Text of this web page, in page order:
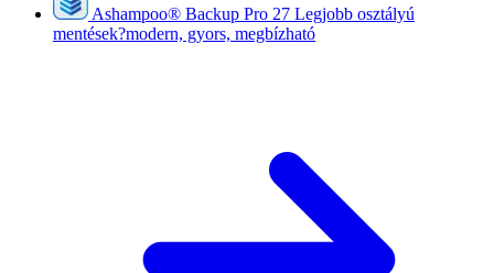
Ashampoo® Backup Pro 27 Legjobb osztályú
mentések?modern, gyors, megbízható